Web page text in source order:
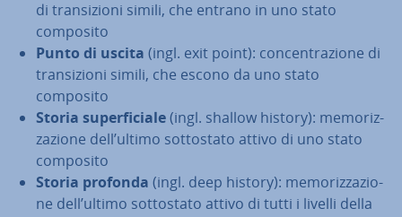
di tran­si­zio­ni simili, che entrano in uno stato
composito
Punto di uscita (ingl. exit point): con­cen­tra­zio­ne di
tran­si­zio­ni simili, che escono da uno stato
composito
Storia su­per­fi­cia­le(ingl. shallow history): me­mo­riz­
za­zio­ne dell’ultimo sot­to­sta­to attivo di uno stato
composito
Storia profonda (ingl. deep history): me­mo­riz­za­zio­
ne dell’ultimo sot­to­sta­to attivo di tutti i livelli della